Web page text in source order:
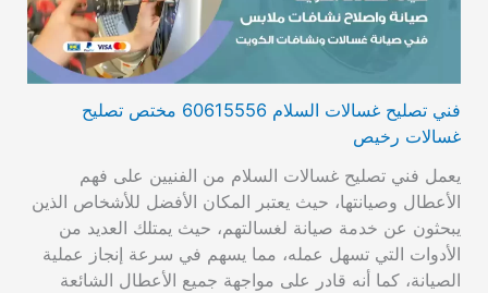
فني تصليح غسالات السلام 60615556 مختص تصليح
غسالات رخيص
يعمل فني تصليح غسالات السلام من الفنيين على فهم
الأعطال وصيانتها، حيث يعتبر المكان الأفضل للأشخاص الذين
يبحثون عن خدمة صيانة لغسالتهم، حيث يمتلك العديد من
الأدوات التي تسهل عمله، مما يسهم في سرعة إنجاز عملية
الصيانة، كما أنه قادر على مواجهة جميع الأعطال الشائعة